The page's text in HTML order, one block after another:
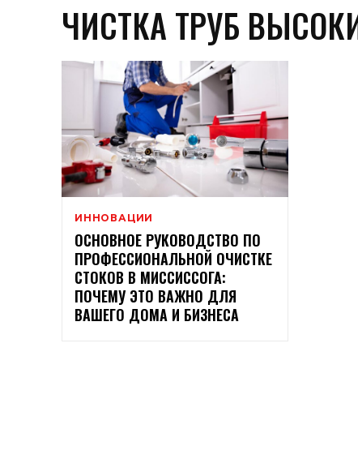
ЧИСТКА ТРУБ
ИННОВАЦИИ
ОСНОВНОЕ РУКОВОДСТВО ПО
ПРОФЕССИОНАЛЬНОЙ ОЧИСТКЕ
СТОКОВ В МИССИССОГА:
ПОЧЕМУ ЭТО ВАЖНО ДЛЯ
ВАШЕГО ДОМА И БИЗНЕСА